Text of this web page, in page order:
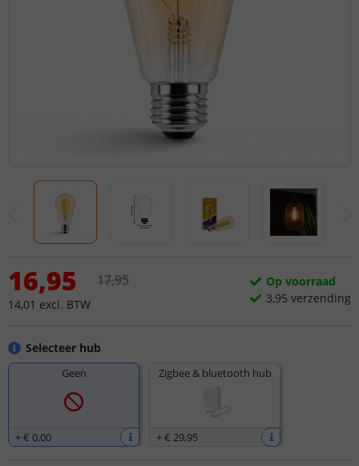
Selecteer hub
Geen
+€ 0,00
Zigbee & bluetooth hub
+€ 29,95
16,95
14,01 excl. BTW
17,95
Op voorraad
3,95 verzending